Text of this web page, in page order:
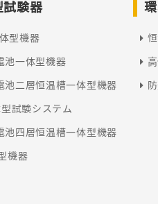
試験器
型機器
池一体型機器
池二層恒温槽一体型機器
試験システム
池四層恒温槽一体型機器
機器